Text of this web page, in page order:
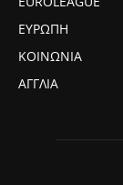
ΕΥΡΩΠΗ
ΚΟΙΝΩΝΙΑ
ΑΓΓΛΙΑ